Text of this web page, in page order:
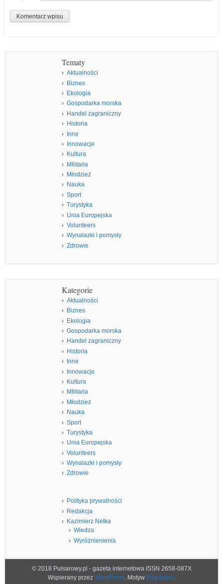
Tematy
Aktualności
Biznes
Ekologia
Gospodarka morska
Handel zagraniczny
Historia
Inne
Innowacje
Kultura
MIlitaria
Młodzież
Nauka
Sport
Turystyka
Unia Europejska
Volunteers
Wynalazki i pomysły
Zdrowie
Kategorie
Aktualności
Biznes
Ekologia
Gospodarka morska
Handel zagraniczny
Historia
Inne
Innowacje
Kultura
MIlitaria
Młodzież
Nauka
Sport
Turystyka
Unia Europejska
Volunteers
Wynalazki i pomysły
Zdrowie
Polityka prywatności
Redakcja
Kazimierz Netka
Wiedza
Wyróżnienienia
© 2018 Pulsarowy.pl - gazeta internetowa ISSN 2658-087X
Wspierany przez WordPress. Motyw Emphaino